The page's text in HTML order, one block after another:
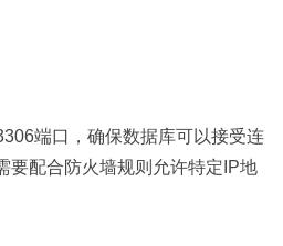
端口，确保数据库可以接受连
要配合防火墙规则允许特定IP地